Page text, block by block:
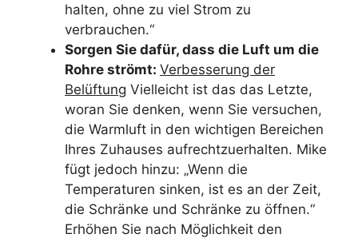
halten, ohne zu viel Strom zu
verbrauchen.“
Sorgen Sie dafür, dass die Luft um die
Rohre strömt: Verbesserung der
Belüftung Vielleicht ist das das Letzte,
woran Sie denken, wenn Sie versuchen,
die Warmluft in den wichtigen Bereichen
Ihres Zuhauses aufrechtzuerhalten. Mike
fügt jedoch hinzu: „Wenn die
Temperaturen sinken, ist es an der Zeit,
die Schränke und Schränke zu öffnen.“
Erhöhen Sie nach Möglichkeit den